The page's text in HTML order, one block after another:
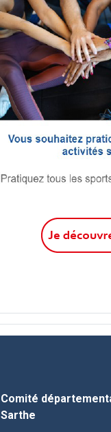
Comité
Sarthe